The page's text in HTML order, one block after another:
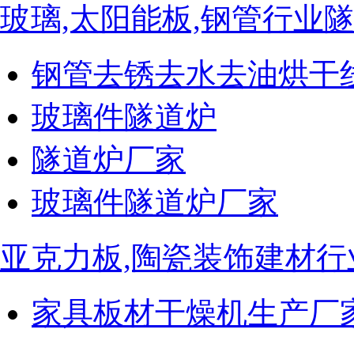
玻璃,太阳能板,钢管行业
钢管去锈去水去油烘干
玻璃件隧道炉
隧道炉厂家
玻璃件隧道炉厂家
亚克力板,陶瓷装饰建材
家具板材干燥机生产厂